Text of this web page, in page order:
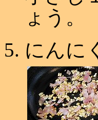
ょう。
にんに